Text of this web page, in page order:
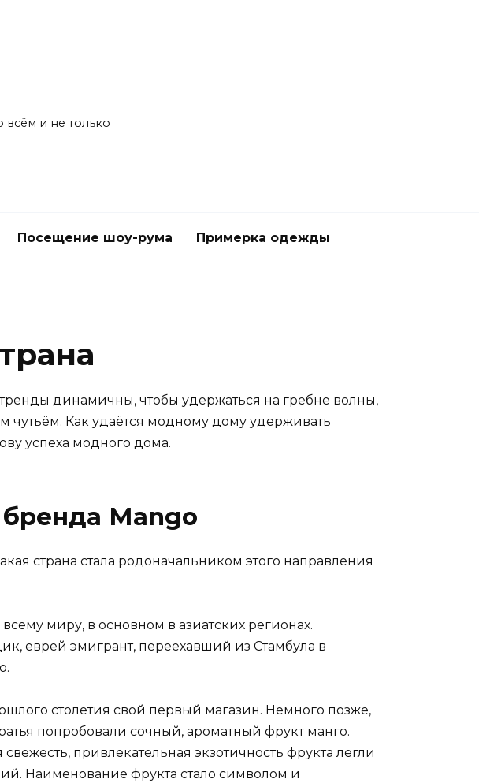
и не только
Посещение шоу-рума Примерка одежды
динамичны, чтобы удержаться на гребне волны,
чутьём. Как удаётся модному дому удерживать
успеха модного дома.
Mango
страна стала родоначальником этого направления
миру, в основном в азиатских регионах.
еврей эмигрант, переехавший из Стамбула в
столетия свой первый магазин. Немного позже,
попробовали сочный, ароматный фрукт манго.
привлекательная экзотичность фрукта легли
Наименование фрукта стало символом и